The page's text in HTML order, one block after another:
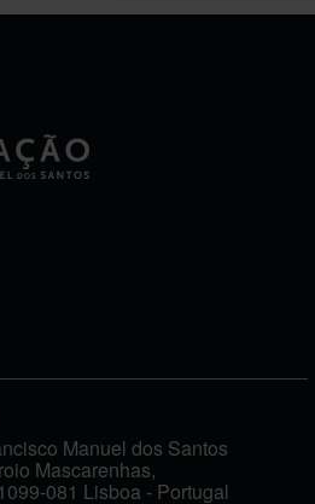
Manuel dos Santos
Mascarenhas,
081 Lisboa - Portugal